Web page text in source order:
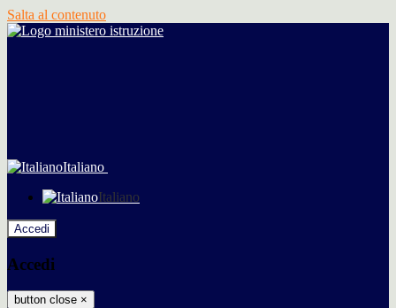
Salta al contenuto
Italiano
Italiano
Accedi
Accedi
button close ×